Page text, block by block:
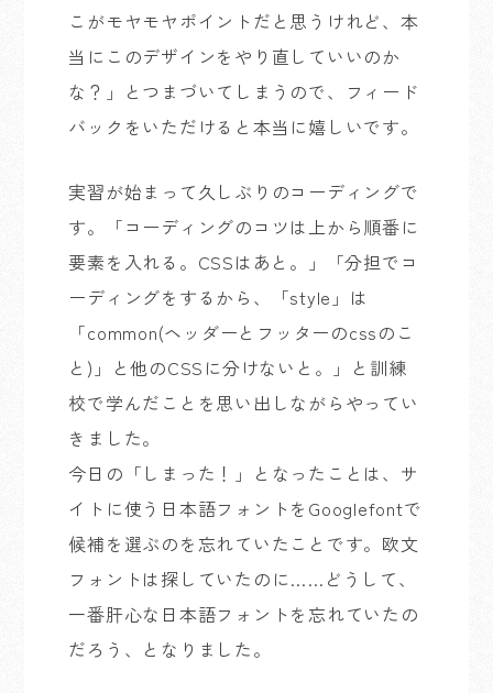
こがモヤモヤポイントだと思うけれど、本
当にこのデザインをやり直していいのか
な？」とつまづいてしまうので、フィード
バックをいただけると本当に嬉しいです。
実習が始まって久しぶりのコーディングで
す。「コーディングのコツは上から順番に
要素を入れる。CSSはあと。」「分担でコ
ーディングをするから、「style」は
「common(ヘッダーとフッターのcssのこ
と)」と他のCSSに分けないと。」と訓練
校で学んだことを思い出しながらやってい
きました。
今日の「しまった！」となったことは、サ
イトに使う日本語フォントをGooglefontで
候補を選ぶのを忘れていたことです。欧文
フォントは探していたのに……どうして、
一番肝心な日本語フォントを忘れていたの
だろう、となりました。